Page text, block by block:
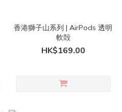
香港獅子山系列 | AirPods 透明
軟殻
HK$169.00